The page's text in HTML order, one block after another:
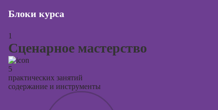
Блоки курса
1
Сценарное мастерство
5
практических занятий
содержание и инструменты